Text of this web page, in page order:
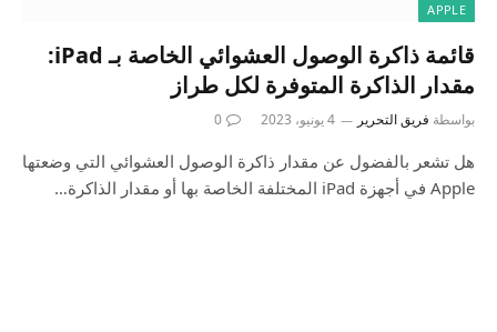
APPLE
قائمة ذاكرة الوصول العشوائي الخاصة بـ iPad:
مقدار الذاكرة المتوفرة لكل طراز
بواسطة فريق التحرير 4 يونيو، 2023 0
هل تشعر بالفضول عن مقدار ذاكرة الوصول العشوائي التي وضعتها
Apple في أجهزة iPad المختلفة الخاصة بها أو مقدار الذاكرة…